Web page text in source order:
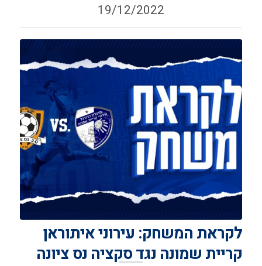
19/12/2022
לקראת המשחק: עירוני איתוראן
קריית שמונה נגד סקציה נס ציונה